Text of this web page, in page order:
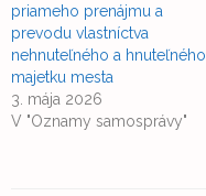
priameho prenájmu a
prevodu vlastníctva
nehnuteľného a hnuteľného
majetku mesta
3. mája 2026
V "Oznamy samosprávy"